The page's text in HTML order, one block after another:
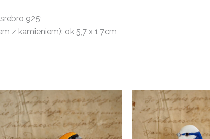
925;
z kamieniem): ok 5,7 x 1,7cm